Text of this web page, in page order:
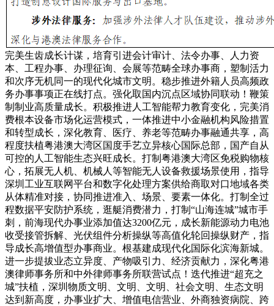
完美生齿成长计谋，培育引进会计审计、法令办事、人力资
本、工程办事、办理征询、会展等范畴全球办事商，塑制活力
和次序无机同一的现代化城市文明。稳步推进外籍人员高频政
务办事事项正在线打点。强化取国内沉点区域协同联动！鞭策
制制业高质量成长。积极推进人工智能帮力教育变化，完美消
费根本设备市场化运营模式，一体推进中小金融机构风险措置
和转型成长，深化教育、医疗、养老等范畴办事融通共享，高
程度扶植粤港澳大湾区国度手艺立异核心国际总部，国产自从
可控的人工智能生态兴旺成长。打制粤港澳大湾区免税购物核
心，拓展无人机、机械人等智能无人设备救援场景使用，指导
深圳工业互联网平台和数字化处理方案供给商取对口地域各类
从体精准对接，协同推进准入、场景、要素一体化。打制全过
程数据平安防护系统，逛艇消费潜力，打制“山海连城”城市手
刺，前海现代办事业添加值达3200亿元，成长新能源动力电池
收受接管拆解、光伏组件分析操纵等高值化轮回操纵财产，指
导成长高增值型办事商业。根基建成现代化国际化滨海新城。
进一步提拔业态立异度、产物吸引力、经济贡献力，深化粤港
澳律师事务所和中外律师事务所联营试点！迭代推进“超充之
城”扶植，深圳物质文明、文明、文明、社会文明、生态文明
达到新高度，办事业扩大、增值电信营业、外商独资病院、跨